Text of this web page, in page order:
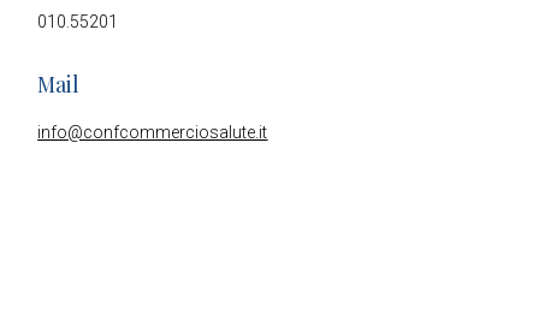
010.55201
Mail
info@confcommerciosalute.it